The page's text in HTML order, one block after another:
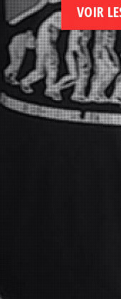
VOIR